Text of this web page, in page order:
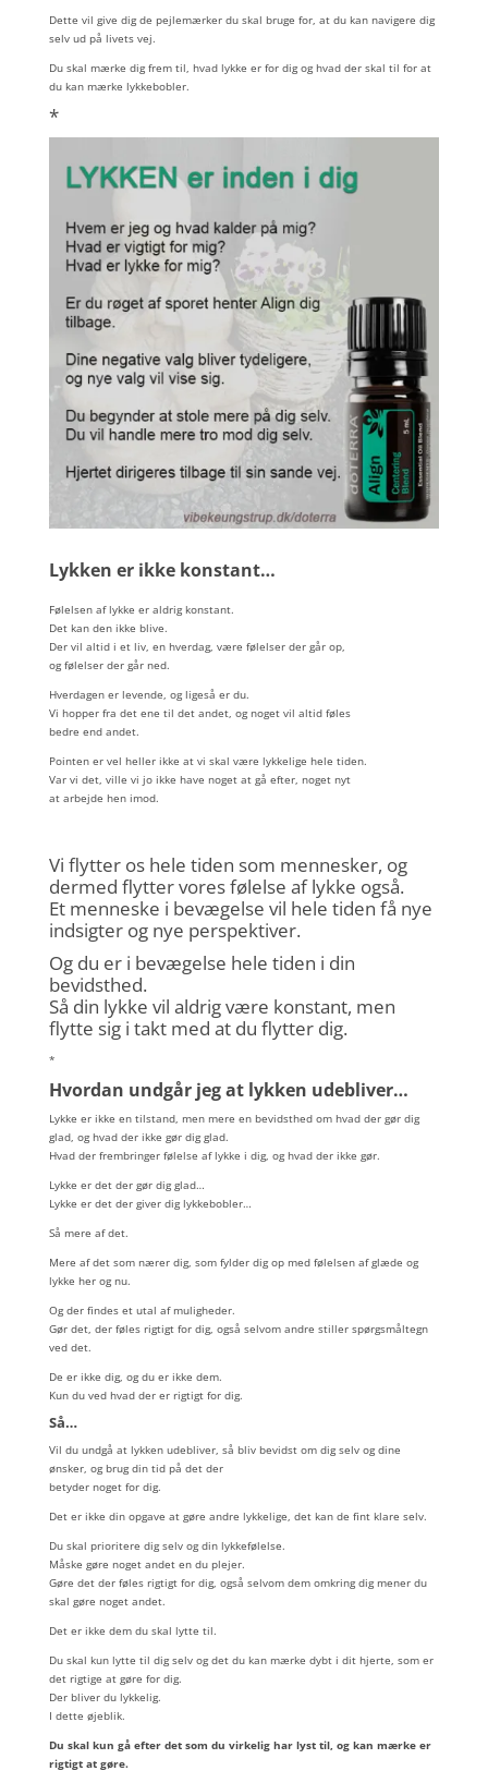
Dette vil give dig de pejlemærker du skal bruge for, at du kan navigere dig
selv ud på livets vej.
Du skal mærke dig frem til, hvad lykke er for dig og hvad der skal til for at
du kan mærke lykkebobler.
*
Lykken er ikke konstant…
Følelsen af lykke er aldrig konstant.
Det kan den ikke blive.
Der vil altid i et liv, en hverdag, være følelser der går op,
og følelser der går ned.
Hverdagen er levende, og ligeså er du.
Vi hopper fra det ene til det andet, og noget vil altid føles
bedre end andet.
Pointen er vel heller ikke at vi skal være lykkelige hele tiden.
Var vi det, ville vi jo ikke have noget at gå efter, noget nyt
at arbejde hen imod.
Vi flytter os hele tiden som mennesker, og
dermed flytter vores følelse af lykke også.
Et menneske i bevægelse vil hele tiden få nye
indsigter og nye perspektiver.
Og du er i bevægelse hele tiden i din
bevidsthed.
Så din lykke vil aldrig være konstant, men
flytte sig i takt med at du flytter dig.
*
Hvordan undgår jeg at lykken udebliver…
Lykke er ikke en tilstand, men mere en bevidsthed om hvad der gør dig
glad, og hvad der ikke gør dig glad.
Hvad der frembringer følelse af lykke i dig, og hvad der ikke gør.
Lykke er det der gør dig glad…
Lykke er det der giver dig lykkebobler…
Så mere af det.
Mere af det som nærer dig, som fylder dig op med følelsen af glæde og
lykke her og nu.
Og der findes et utal af muligheder.
Gør det, der føles rigtigt for dig, også selvom andre stiller spørgsmåltegn
ved det.
De er ikke dig, og du er ikke dem.
Kun du ved hvad der er rigtigt for dig.
Så…
Vil du undgå at lykken udebliver, så bliv bevidst om dig selv og dine
ønsker, og brug din tid på det der
betyder noget for dig.
Det er ikke din opgave at gøre andre lykkelige, det kan de fint klare selv.
Du skal prioritere dig selv og din lykkefølelse.
Måske gøre noget andet en du plejer.
Gøre det der føles rigtigt for dig, også selvom dem omkring dig mener du
skal gøre noget andet.
Det er ikke dem du skal lytte til.
Du skal kun lytte til dig selv og det du kan mærke dybt i dit hjerte, som er
det rigtige at gøre for dig.
Der bliver du lykkelig.
I dette øjeblik.
Du skal kun gå efter det som du virkelig har lyst til, og kan mærke er
rigtigt at gøre.